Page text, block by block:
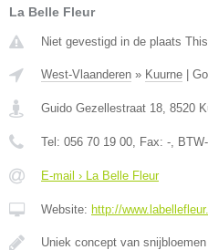
La Belle Fleur
Niet gevestigd in de plaats
West-Vlaanderen » Kuurne |
Guido Gezellestraat 18 8520
Tel: 056 70 19 00 , Fax: - ,
E-mail › La Belle Fleur
Website: http://
Uniek concept van